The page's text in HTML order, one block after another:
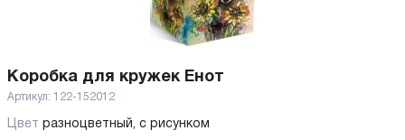
Коробка для кружек Енот
Артикул: 122-152012
Цвет разноцветный, с рисунком